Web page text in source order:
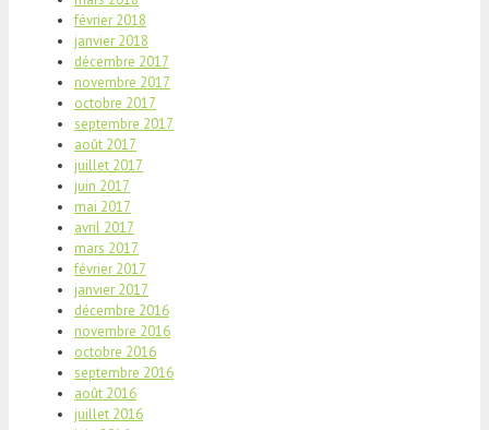
février 2018
janvier 2018
décembre 2017
novembre 2017
octobre 2017
septembre 2017
août 2017
juillet 2017
juin 2017
mai 2017
avril 2017
mars 2017
février 2017
janvier 2017
décembre 2016
novembre 2016
octobre 2016
septembre 2016
août 2016
juillet 2016